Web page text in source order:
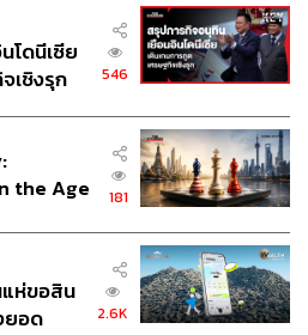
ป็นเฟืองชิ้นสำคัญในการขับเคลื่อน
ขึ้นไป
AP (Thailand) - เอพี (ไทยแลนด์)
Advertorial
โดนีเซีย
เชิงรุก
546
the Age
181
แห่ขอสิน
ยอด
2.6K